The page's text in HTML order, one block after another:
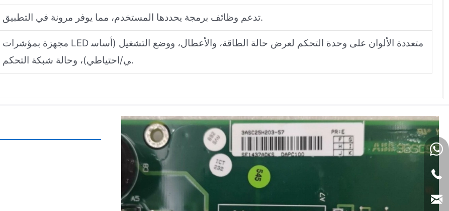
تدعم وظائف برمجة يحددها المستخدم، مما يوفر مرونة في التطبيق.
مجهزة بمؤشرات LED متعددة الألوان على وحدة التحكم لعرض حالة الطاقة، والأعطال، ووضع التشغيل (أساس
ي/احتياطي)، وحالة شبكة التحكم.